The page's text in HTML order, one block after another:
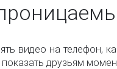
видео на телефон,
друзьям